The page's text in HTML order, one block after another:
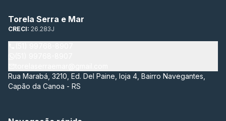
Torela Serra e Mar
CRECI: 26.283J
Rua Marabá, 3210, Ed. Del Paine, loja 4, Bairro Navegantes,
Capão da Canoa - RS